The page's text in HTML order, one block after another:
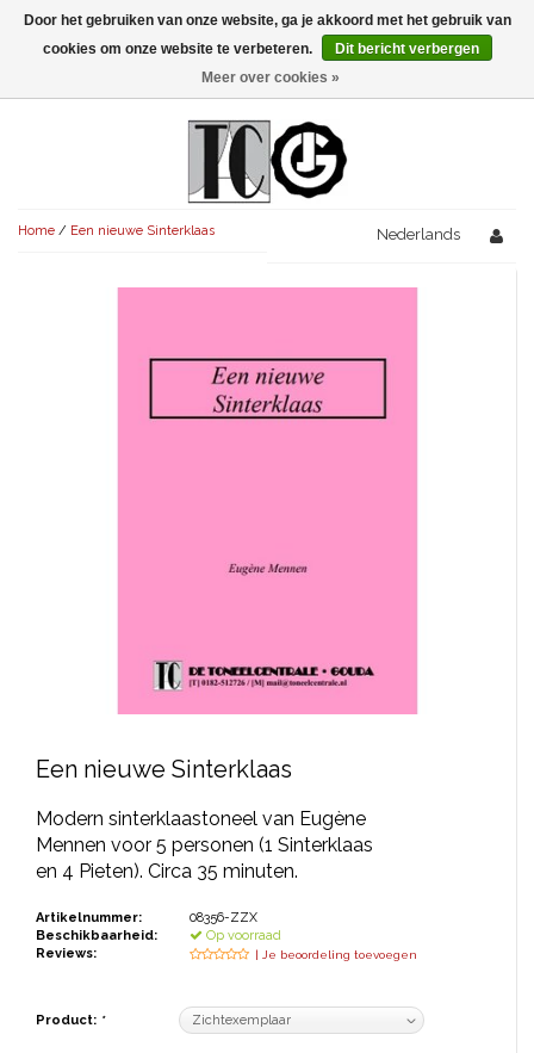
Menu
AVONDVULLEND (+75')
KORT (-30')
AVONDVULLEND (+75')
OVERIG (30'-75')
AVONDVULLEND (+75')
SPEKTAKELSTUKKEN
THEATERBOEKEN
SKETCHES
Home / Een nieuwe Sinterklaas Nederlands
Een nieuwe Sinterklaas
Modern sinterklaastoneel van Eugène
Mennen voor 5 personen (1 Sinterklaas
en 4 Pieten). Circa 35 minuten.
Artikelnummer:
08356-ZZX
Beschikbaarheid:
Op voorraad
Reviews:
| Je beoordeling toevoegen
Product: *
Door het gebruiken van onze website, ga je akkoord met het gebruik van
cookies om onze website te verbeteren.
Dit bericht verbergen
Meer over cookies »